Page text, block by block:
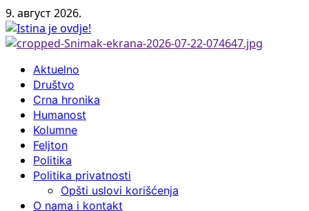
Skip
to
content
9. август 2026.
Primary
Menu
Aktuelno
Društvo
Crna hronika
Humanost
Kolumne
Feljton
Politika
Politika privatnosti
Opšti uslovi korišćenja
O nama i kontakt